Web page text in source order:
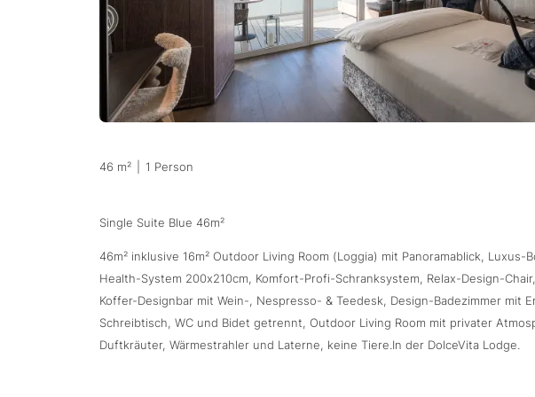
46 m² 1 Person
Single Suite Blue 46m²
46m² inklusive 16m² Outdoor Living Room (Loggia) mit Panoramablick,
Health-System 200x210cm, Komfort-Profi-Schranksystem, Relax-Design-
Koffer-Designbar mit Wein-, Nespresso- & Teedesk, Design-Badezimmer mit
Schreibtisch, WC und Bidet getrennt, Outdoor Living Room mit privater
Duftkräuter, Wärmestrahler und Laterne, keine Tiere.In der DolceVita Lodge.